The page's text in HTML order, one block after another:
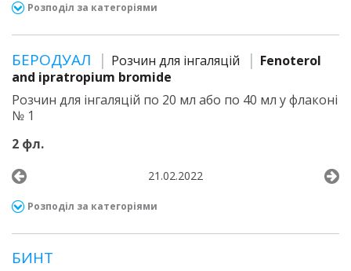
Розподіл за категоріями
БЕРОДУАЛ Розчин для інгаляцій
Fenoterol
and ipratropium bromide
Розчин для інгаляцій по 20 мл або по 40 мл у флаконі
№ 1
2 фл.
21.02.2022
Розподіл за категоріями
БИНТ